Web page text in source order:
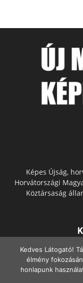
Képes Újság,
Horvátországi
Köztársaság
Kedves Látogató!
élmény
honlapunk